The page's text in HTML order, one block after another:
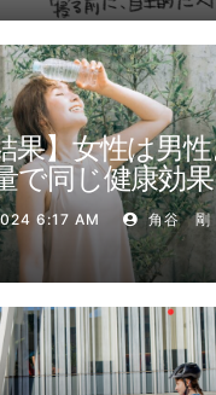
果】女性は男
で同じ健康効
6:17 AM
角谷 剛